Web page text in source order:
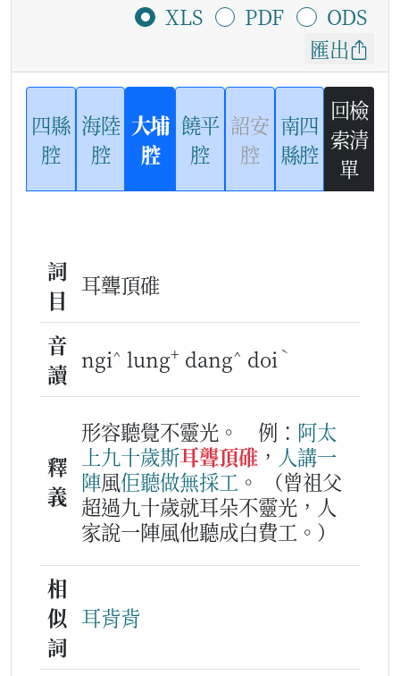
XLS
PDF
ODS
匯出
四縣
腔
海陸
腔
大埔
腔
饒平
腔
詔安
腔
南四
縣腔
回檢
索清
單
詞
目
耳聾頂碓
音
讀
ngi^ lung+ dang^ doi ˋ
釋
義
形容聽覺不靈光。 例： 阿太
上九十歲斯耳聾頂碓 ， 人講一
陣風佢聽做無採工 。
（曾祖父
超過九十歲就耳朵不靈光，人
家說一陣風他聽成白費工。）
相
似
詞
耳背背